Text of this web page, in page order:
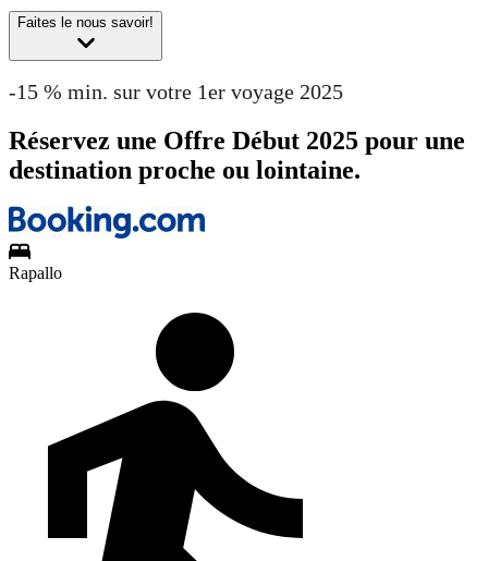
Faites le nous savoir!
-15 % min. sur votre 1er voyage 2025
Réservez une Offre Début 2025 pour une
destination proche ou lointaine.
Rapallo